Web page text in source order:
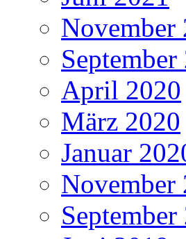
November
September
April 2020
März 2020
Januar
November
September